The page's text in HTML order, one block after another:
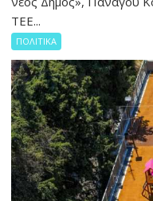
ΤΕΕ...
ΠΟΛΙΤΙΚΑ